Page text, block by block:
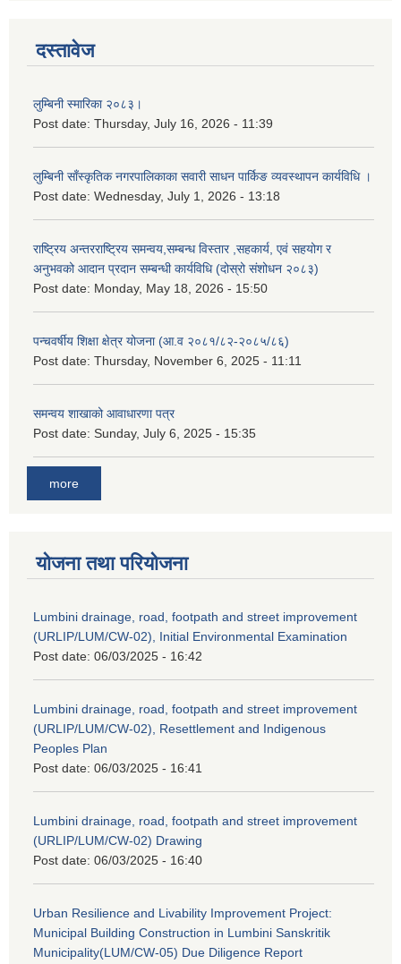
दस्तावेज
लुम्बिनी स्मारिका २०८३।
Post date: Thursday, July 16, 2026 - 11:39
लुम्बिनी साँस्कृतिक नगरपालिकाका सवारी साधन पार्किङ व्यवस्थापन कार्यविधि ।
Post date: Wednesday, July 1, 2026 - 13:18
राष्ट्रिय अन्तरराष्ट्रिय समन्वय,सम्बन्ध विस्तार ,सहकार्य, एवं सहयोग र
अनुभवको आदान प्रदान सम्बन्धी कार्यविधि (दोस्रो संशोधन २०८३)
Post date: Monday, May 18, 2026 - 15:50
पन्चवर्षीय शिक्षा क्षेत्र योजना (आ.व २०८१/८२-२०८५/८६)
Post date: Thursday, November 6, 2025 - 11:11
समन्वय शाखाको आवाधारणा पत्र
Post date: Sunday, July 6, 2025 - 15:35
more
योजना तथा परियोजना
Lumbini drainage, road, footpath and street improvement
(URLIP/LUM/CW-02), Initial Environmental Examination
Post date: 06/03/2025 - 16:42
Lumbini drainage, road, footpath and street improvement
(URLIP/LUM/CW-02), Resettlement and Indigenous
Peoples Plan
Post date: 06/03/2025 - 16:41
Lumbini drainage, road, footpath and street improvement
(URLIP/LUM/CW-02) Drawing
Post date: 06/03/2025 - 16:40
Urban Resilience and Livability Improvement Project:
Municipal Building Construction in Lumbini Sanskritik
Municipality(LUM/CW-05) Due Diligence Report